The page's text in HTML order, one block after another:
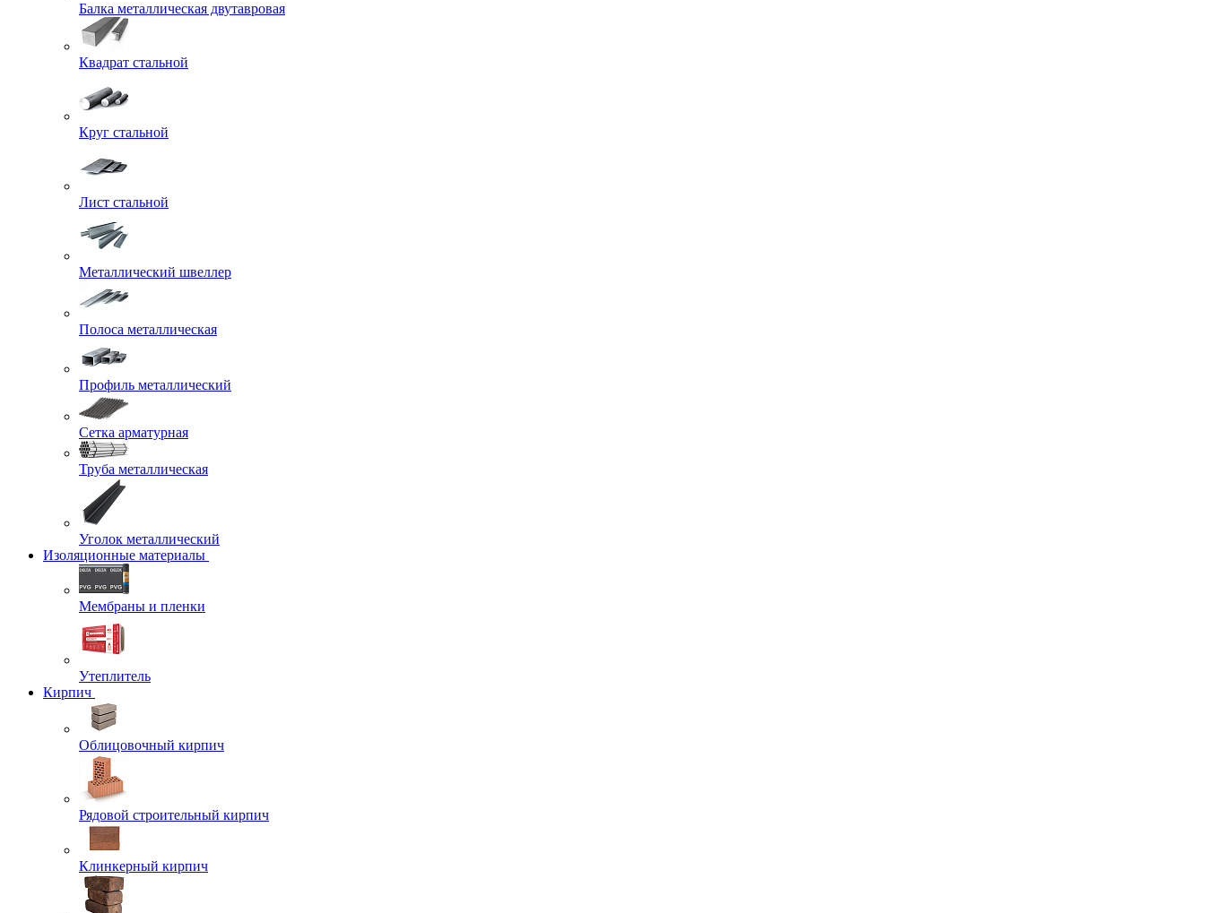
Балка металлическая двутавровая
Квадрат стальной
Круг стальной
Лист стальной
Металлический швеллер
Полоса металлическая
Профиль металлический
Сетка арматурная
Труба металлическая
Уголок металлический
Изоляционные материалы
Мембраны и пленки
Утеплитель
Кирпич
Облицовочный кирпич
Рядовой строительный кирпич
Клинкерный кирпич